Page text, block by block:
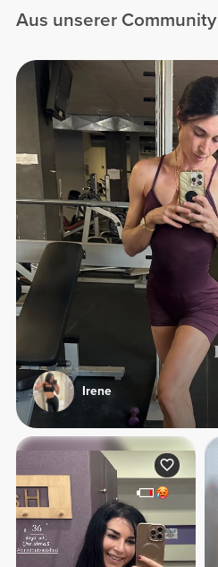
Aus unserer Community
Irene